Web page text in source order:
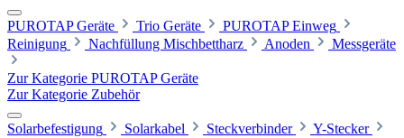
PUROTAP Geräte Trio Geräte
PUROTAP Einweg
Reinigung
Nachfüllung Mischbettharz Anoden Messgeräte
Zur Kategorie PUROTAP Geräte
Zur Kategorie Zubehör
Solarbefestigung Solarkabel Steckverbinder
Y-Stecker